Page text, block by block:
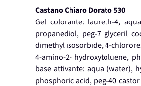
Castano Chiaro Dorato 530
Gel colorante: laureth-4,
propanediol, peg-7 glyceril
dimethyl isosorbide, 4-
4-amino-2- hydroxytoluene,
base attivante: aqua (water),
phosphoric acid, peg-40